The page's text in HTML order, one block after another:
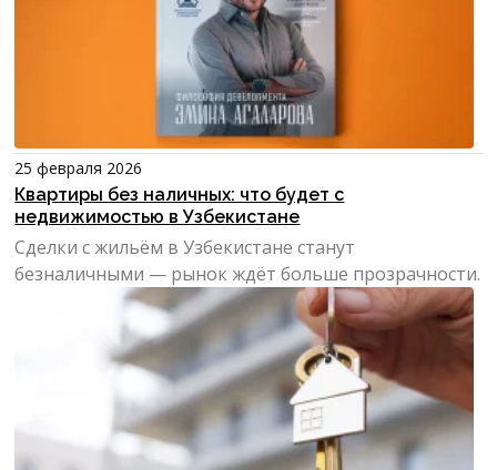
25 февраля 2026
Квартиры без наличных: что будет с
недвижимостью в Узбекистане
Сделки с жильём в Узбекистане станут
безналичными — рынок ждёт больше прозрачности.